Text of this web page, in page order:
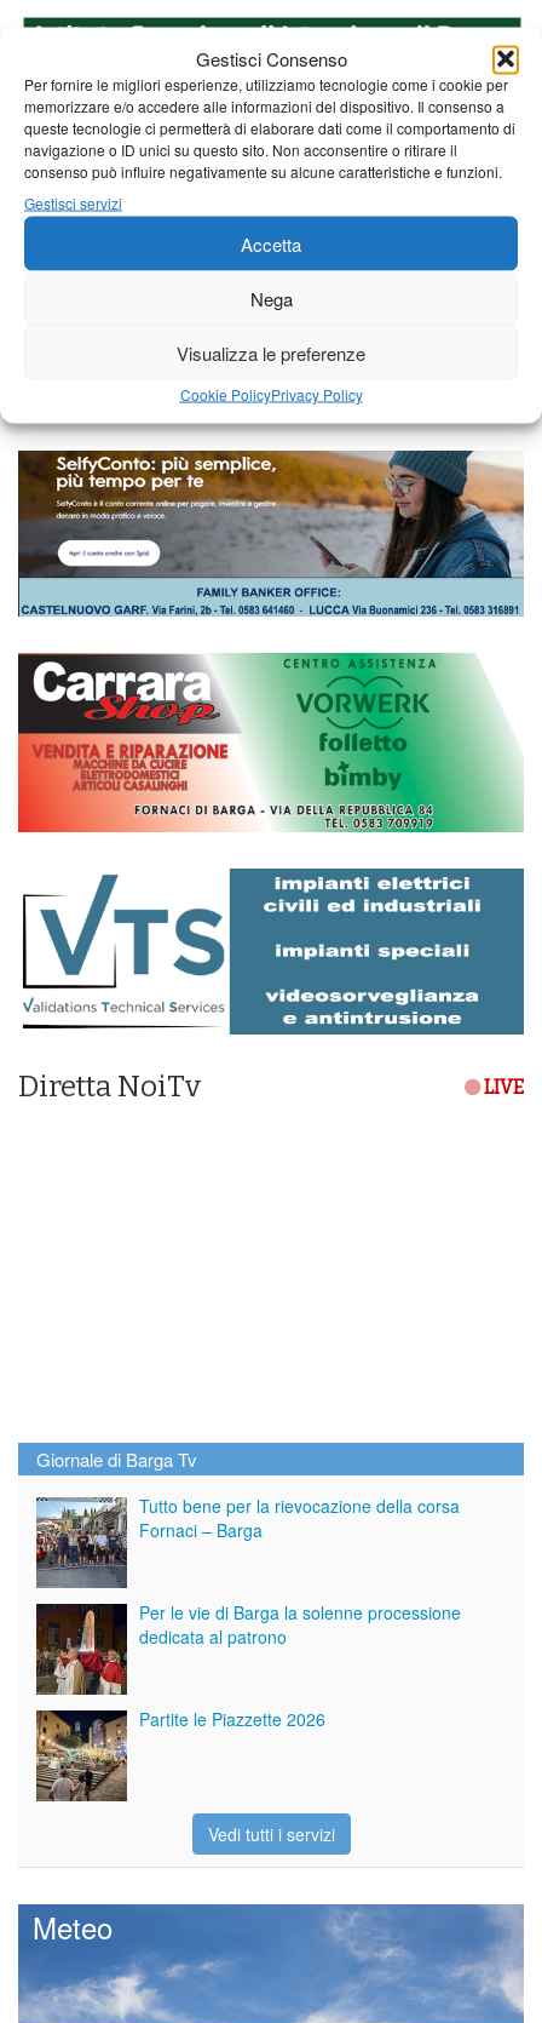
Gestisci Consenso
Per fornire le migliori esperienze, utilizziamo tecnologie come i cookie per
memorizzare e/o accedere alle informazioni del dispositivo. Il consenso a
queste tecnologie ci permetterà di elaborare dati come il comportamento di
navigazione o ID unici su questo sito. Non acconsentire o ritirare il
consenso può influire negativamente su alcune caratteristiche e funzioni.
Gestisci servizi
Accetta
Nega
Visualizza le preferenze
Cookie PolicyPrivacy Policy
Diretta NoiTv LIVE
Giornale di Barga Tv
Tutto bene per la rievocazione della corsa
Fornaci – Barga
Per le vie di Barga la solenne processione
dedicata al patrono
Partite le Piazzette 2026
Vedi tutti i servizi
Meteo